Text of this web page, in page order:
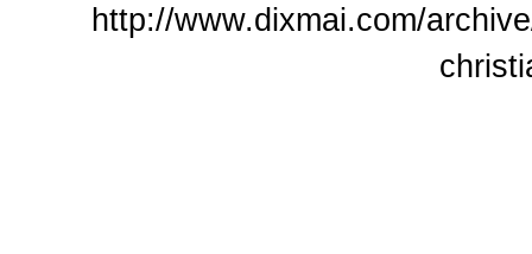
http://www.dixmai.com/